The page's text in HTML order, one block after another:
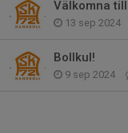
Välkomna
13 sep 2024
Bollkul!
9 sep 2024